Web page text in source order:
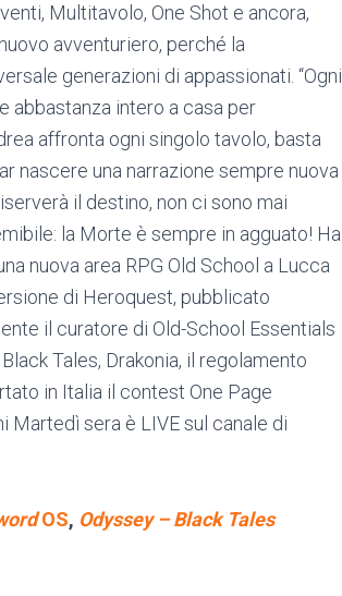
Multitavolo, One Shot e ancora,
avventuriero, perché la
generazioni di appassionati. “Ogni
abbastanza intero a casa per
affronta ogni singolo tavolo, basta
nascere una narrazione sempre nuova
il destino, non ci sono mai
la Morte è sempre in agguato! Ha
nuova area RPG Old School a Lucca
di Heroquest, pubblicato
il curatore di Old-School Essentials
Tales, Drakonia, il regolamento
in Italia il contest One Page
Martedì sera è LIVE sul canale di
OS, Odyssey – Black Tales